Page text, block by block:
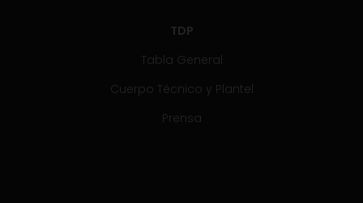
TDP
Tabla General
Cuerpo Técnico y Plantel
Prensa